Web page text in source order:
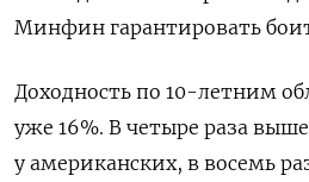
Минфин гарантировать
Доходность по 10-летним
уже 16%. В четыре раза
у американских, в восемь